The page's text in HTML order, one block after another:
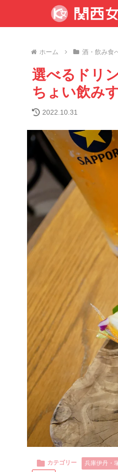
ホーム 酒・飲み食
選べるドリ
ちょい飲み
2022.10.31
カテゴリー 兵庫伊丹・